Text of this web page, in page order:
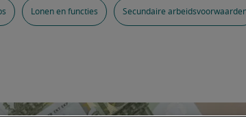
Lonen en functies Secundaire